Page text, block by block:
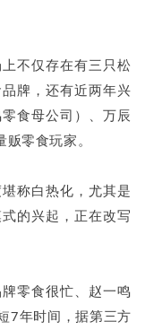
不仅存在有三只松
牌，还有近两年兴
食母公司）、万辰
零食玩家。
称白热化，尤其是
的兴起，正在改写
零食很忙、赵一鸣
7年时间，据第三方